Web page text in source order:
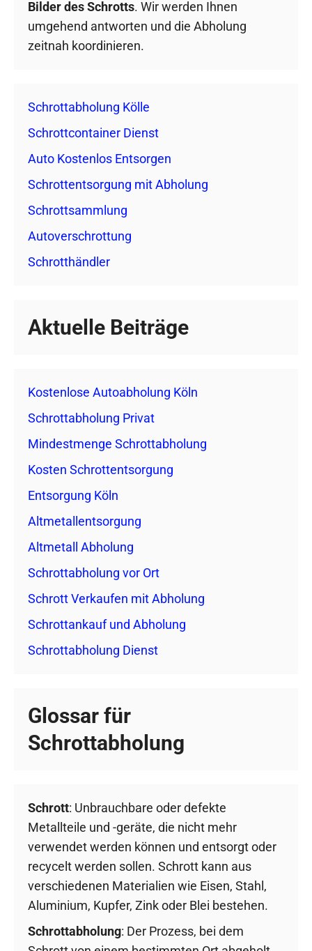
Bilder des Schrotts. Wir werden Ihnen
umgehend antworten und die Abholung
zeitnah koordinieren.
Schrottabholung Kölle
Schrottcontainer Dienst
Auto Kostenlos Entsorgen
Schrottentsorgung mit Abholung
Schrottsammlung
Autoverschrottung
Schrotthändler
Aktuelle Beiträge
Kostenlose Autoabholung Köln
Schrottabholung Privat
Mindestmenge Schrottabholung
Kosten Schrottentsorgung
Entsorgung Köln
Altmetallentsorgung
Altmetall Abholung
Schrottabholung vor Ort
Schrott Verkaufen mit Abholung
Schrottankauf und Abholung
Schrottabholung Dienst
Glossar für
Schrottabholung
Schrott: Unbrauchbare oder defekte
Metallteile und -geräte, die nicht mehr
verwendet werden können und entsorgt oder
recycelt werden sollen. Schrott kann aus
verschiedenen Materialien wie Eisen, Stahl,
Aluminium, Kupfer, Zink oder Blei bestehen.
Schrottabholung: Der Prozess, bei dem